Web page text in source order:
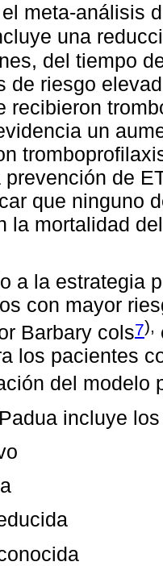
meta-análisis
una
del tiempo
de riesgo
recibieron
un
prevención de
que ninguno
la mortalidad
a la estrategia
con mayor
Barbary cols7),
los pacientes
del modelo
incluye